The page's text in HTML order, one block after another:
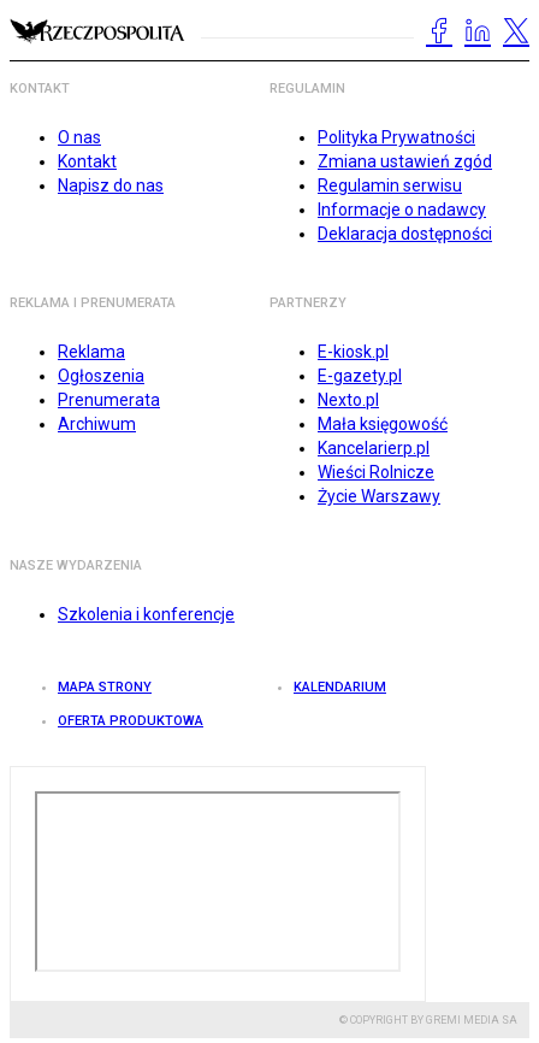
KONTAKT
O nas
Kontakt
Napisz do nas
REGULAMIN
Polityka Prywatności
Zmiana ustawień zgód
Regulamin serwisu
Informacje o nadawcy
Deklaracja dostępności
REKLAMA I PRENUMERATA
Reklama
Ogłoszenia
Prenumerata
Archiwum
PARTNERZY
E-kiosk.pl
E-gazety.pl
Nexto.pl
Mała księgowość
Kancelarierp.pl
Wieści Rolnicze
Życie Warszawy
NASZE WYDARZENIA
Szkolenia i konferencje
MAPA STRONY KALENDARIUM
OFERTA PRODUKTOWA
© COPYRIGHT BY GREMI MEDIA SA